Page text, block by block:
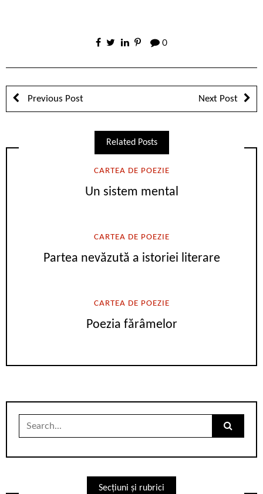
0
Previous Post Next Post
Related Posts
CARTEA DE POEZIE
Un sistem mental
CARTEA DE POEZIE
Partea nevăzută a istoriei literare
CARTEA DE POEZIE
Poezia fărâmelor
Search
Secțiuni și rubrici